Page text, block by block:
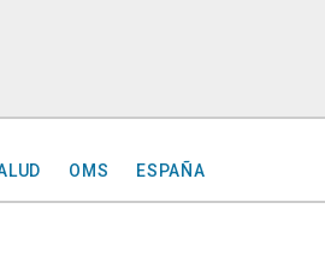
OMS ESPAÑA